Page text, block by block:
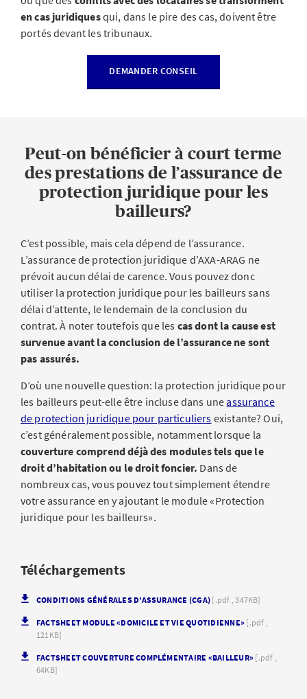
en cas juridiquesqui, dans le pire des cas, doivent être
portés devant les tribunaux.
DEMANDER CONSEIL
Peut-on bénéficier à court terme
des prestations de l’assurance de
protection juridique pour les
bailleurs?
C’est possible, mais cela dépend de l’assurance.
L’assurance de protection juridique d’AXA-ARAG ne
prévoit aucun délai de carence. Vous pouvez donc
utiliser la protection juridique pour les bailleurs sans
délai d’attente, le lendemain de la conclusion du
contrat. À noter toutefois que les cas dont la cause est
survenue avant la conclusion de l’assurance ne sont
pas assurés.
D’où une nouvelle question: la protection juridique pour
les bailleurs peut-elle être incluse dans uneassurance
de protection juridique pour particuliers existante? Oui,
c’est généralement possible, notamment lorsque la
couverture comprend déjà des modules tels que le
droit d’habitation ou le droit foncier. Dans de
nombreux cas, vous pouvez tout simplement étendre
votre assurance en y ajoutant le module «Protection
juridique pour les bailleurs».
Téléchargements
CONDITIONS GÉNÉRALES D’ASSURANCE (CGA) [.pdf , 347KB]
FACTSHEET MODULE «DOMICILE ET VIE QUOTIDIENNE» [.pdf ,
121KB]
FACTSHEET COUVERTURE COMPLÉMENTAIRE «BAILLEUR» [.pdf ,
64KB]